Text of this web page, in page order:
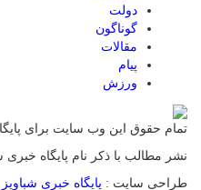
دولت
گوناگون
مقالات
پیام
ورزش
تمام حقوق این وب سایت برای
نشر مطالب با ذکر نام پایگاه خبری
طراحی سایت : پایگاه خبری شباویز